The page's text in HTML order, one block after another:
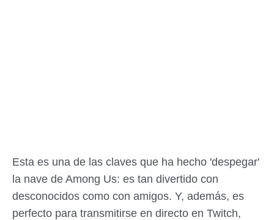
Esta es una de las claves que ha hecho 'despegar'
la nave de Among Us: es tan divertido con
desconocidos como con amigos. Y, además, es
perfecto para transmitirse en directo en Twitch,